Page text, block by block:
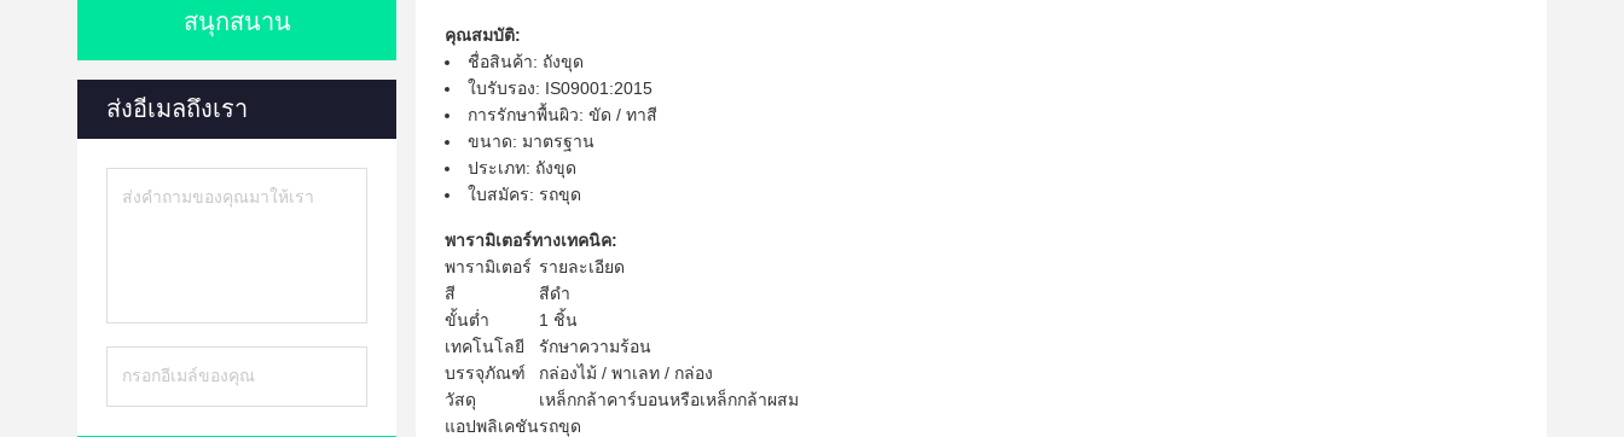
สนุกสนาน
ส่งอีเมลถึงเรา
คุณสมบัติ:
ชื่อสินค้า: ถังขุด
ใบรับรอง: IS09001:2015
การรักษาพื้นผิว: ขัด / ทาสี
ขนาด: มาตรฐาน
ประเภท: ถังขุด
ใบสมัคร: รถขุด
พารามิเตอร์ทางเทคนิค:
พารามิเตอร์ รายละเอียด
สี
สีดำ
ขั้นต่ำ
1 ชิ้น
เทคโนโลยี
รักษาความร้อน
บรรจุภัณฑ์
กล่องไม้ / พาเลท / กล่อง
วัสดุ
เหล็กกล้าคาร์บอนหรือเหล็กกล้าผสม
แอปพลิเคชันรถขุด